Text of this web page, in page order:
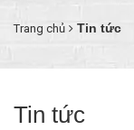
Trang chủ Tin tức
Tin tức